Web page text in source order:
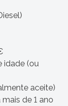
idade (ou
aceite)
de 1 ano